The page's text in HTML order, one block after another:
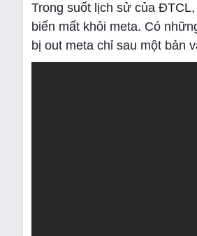
Trong suốt lịch sử của
biến mất khỏi meta. Có
bị out meta chỉ sau một bản